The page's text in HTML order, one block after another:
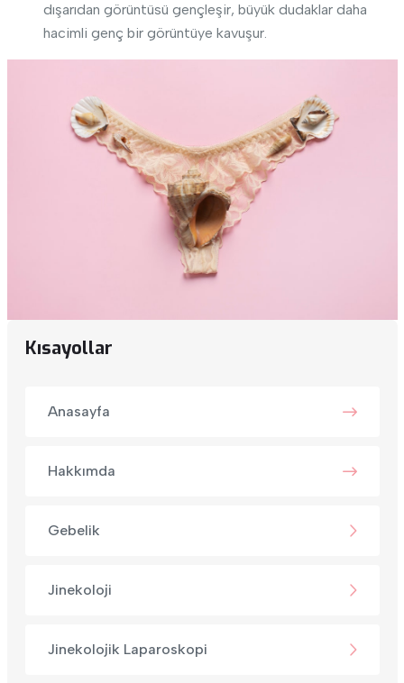
dışarıdan görüntüsü gençleşir, büyük dudaklar daha
hacimli genç bir görüntüye kavuşur.
Kısayollar
Anasayfa
Hakkımda
Gebelik
Jinekoloji
Jinekolojik Laparoskopi